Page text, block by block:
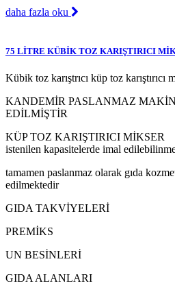
daha fazla oku
75 LİTRE KÜBİK TOZ KARIŞTIRICI
Kübik toz karıştrıcı küp toz karıştırıcı
KANDEMİR PASLANMAZ
EDİLMİŞTİR
KÜP TOZ KARIŞTIRICI MİKSER
istenilen kapasitelerde imal
tamamen paslanmaz olarak gıda
edilmektedir
GIDA TAKVİYELERİ
PREMİKS
UN BESİNLERİ
GIDA ALANLARI